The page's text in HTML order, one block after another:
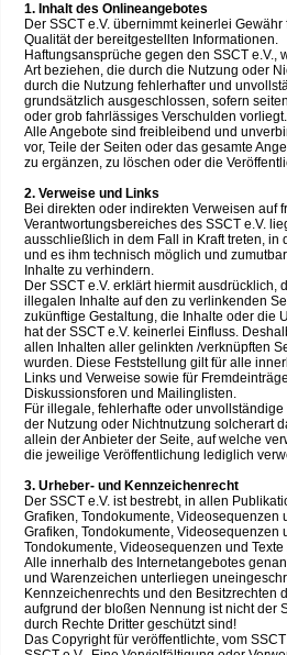
1. Inhalt des Onlineangebotes
Der SSCT e.V. übernimmt keinerlei
Qualität der bereitgestellten Informationen.
Haftungsansprüche gegen den SSCT
Art beziehen, die durch die Nutzung oder
durch die Nutzung fehlerhafter und
grundsätzlich ausgeschlossen, sofern
oder grob fahrlässiges Verschulden vorliegt.
Alle Angebote sind freibleibend und
vor, Teile der Seiten oder das gesamte
zu ergänzen, zu löschen oder die
2. Verweise und Links
Bei direkten oder indirekten Verweisen auf
Verantwortungsbereiches des SSCT e.V.
ausschließlich in dem Fall in Kraft treten, in
und es ihm technisch möglich und
Inhalte zu verhindern.
Der SSCT e.V. erklärt hiermit
illegalen Inhalte auf den zu verlinkenden
zukünftige Gestaltung, die Inhalte oder die
hat der SSCT e.V. keinerlei Einfluss.
allen Inhalten aller gelinkten /verknüpften
wurden. Diese Feststellung gilt für alle
Links und Verweise sowie für
Diskussionsforen und Mailinglisten.
Für illegale, fehlerhafte oder
der Nutzung oder Nichtnutzung solcherart
allein der Anbieter der Seite, auf welche
die jeweilige Veröffentlichung lediglich
3. Urheber- und Kennzeichenrecht
Der SSCT e.V. ist bestrebt, in allen
Grafiken, Tondokumente, Videosequenzen
Grafiken, Tondokumente, Videosequenzen
Tondokumente, Videosequenzen und
Alle innerhalb des Internetangebotes
und Warenzeichen unterliegen
Kennzeichenrechts und den Besitzrechten
aufgrund der bloßen Nennung ist nicht der
durch Rechte Dritter geschützt sind!
Das Copyright für veröffentlichte, vom